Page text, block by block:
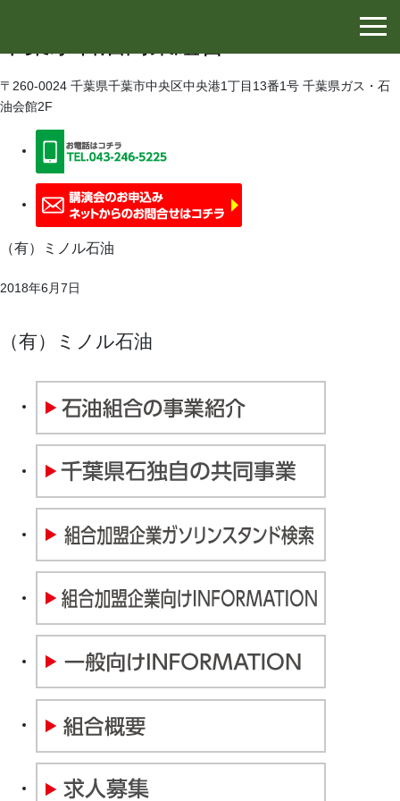
〒260-0024 千葉県千葉市中央区中央港1丁目13番1号 千葉県ガス・石
油会館2F
（有）ミノル石油
2018年6月7日
（有）ミノル石油